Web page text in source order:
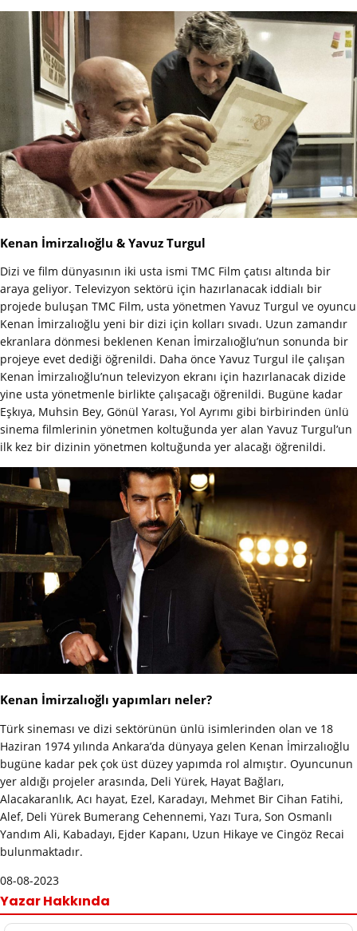
Kenan İmirzalıoğlu & Yavuz Turgul
Dizi ve film dünyasının iki usta ismi TMC Film çatısı altında bir
araya geliyor. Televizyon sektörü için hazırlanacak iddialı bir
projede buluşan TMC Film, usta yönetmen Yavuz Turgul ve oyuncu
Kenan İmirzalıoğlu yeni bir dizi için kolları sıvadı. Uzun zamandır
ekranlara dönmesi beklenen Kenan İmirzalıoğlu’nun sonunda bir
projeye evet dediği öğrenildi. Daha önce Yavuz Turgul ile çalışan
Kenan İmirzalıoğlu’nun televizyon ekranı için hazırlanacak dizide
yine usta yönetmenle birlikte çalışacağı öğrenildi. Bugüne kadar
Eşkıya, Muhsin Bey, Gönül Yarası, Yol Ayrımı gibi birbirinden ünlü
sinema filmlerinin yönetmen koltuğunda yer alan Yavuz Turgul’un
ilk kez bir dizinin yönetmen koltuğunda yer alacağı öğrenildi.
Kenan İmirzalıoğlı yapımları neler?
Türk sineması ve dizi sektörünün ünlü isimlerinden olan ve 18
Haziran 1974 yılında Ankara’da dünyaya gelen Kenan İmirzalıoğlu
bugüne kadar pek çok üst düzey yapımda rol almıştır. Oyuncunun
yer aldığı projeler arasında, Deli Yürek, Hayat Bağları,
Alacakaranlık, Acı hayat, Ezel, Karadayı, Mehmet Bir Cihan Fatihi,
Alef, Deli Yürek Bumerang Cehennemi, Yazı Tura, Son Osmanlı
Yandım Ali, Kabadayı, Ejder Kapanı, Uzun Hikaye ve Cingöz Recai
bulunmaktadır.
08-08-2023
Yazar Hakkında